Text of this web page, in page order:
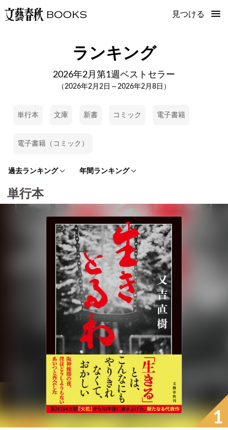
見つける
ランキング
2026年2月第1週ベストセラー
（2026年2月2日～2026年2月8日）
単行本 文庫 新書 コミック 電子書籍
電子書籍（コミック）
過去ランキング 年間ランキング
単行本
1